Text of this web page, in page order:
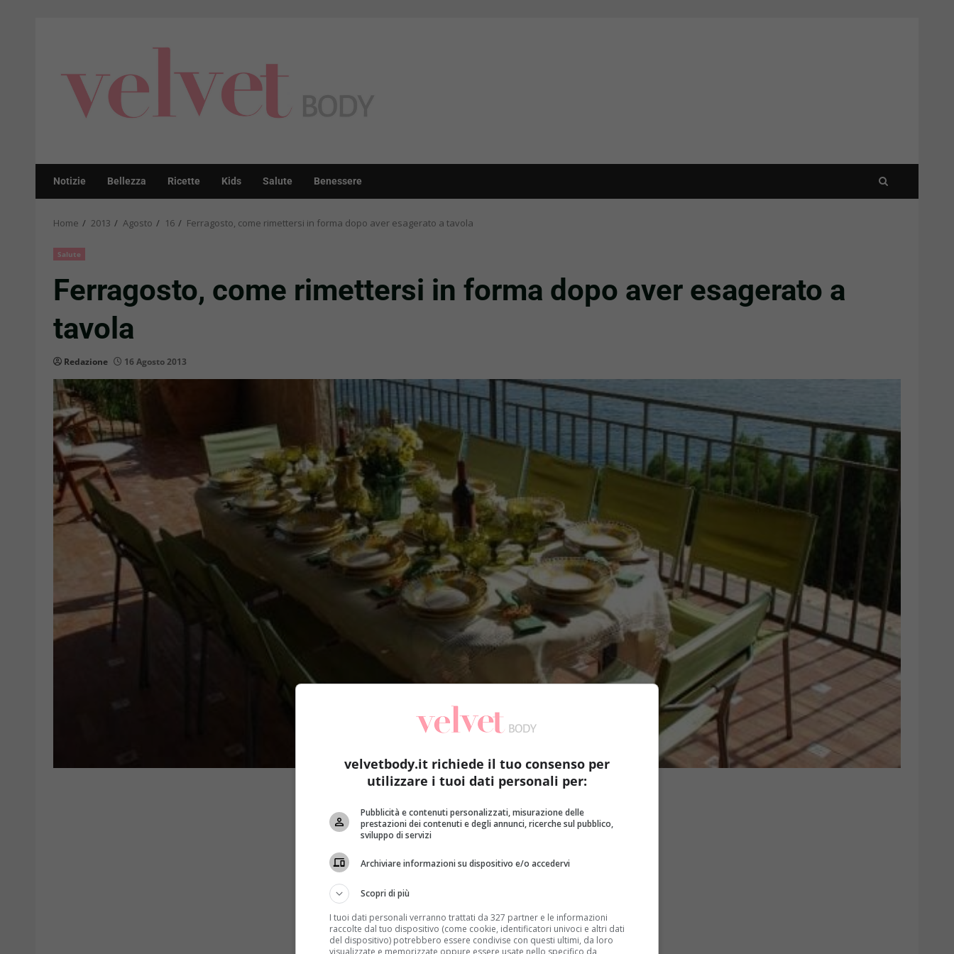
Notizie Bellezza Ricette Kids Salute Benessere
Home 2013 Agosto 16 Ferragosto, come rimettersi in forma dopo aver esagerato a tavola
Salute
Ferragosto, come rimettersi in forma dopo aver esagerato a
tavola
Redazione 16 Agosto 2013
velvetbody.it richiede il tuo consenso per
utilizzare i tuoi dati personali per:
Pubblicità e contenuti personalizzati, misurazione delle
prestazioni dei contenuti e degli annunci, ricerche sul pubblico,
sviluppo di servizi
Archiviare informazioni su dispositivo e/o accedervi
Scopri di più
I tuoi dati personali verranno trattati da 327 partner e le informazioni
raccolte dal tuo dispositivo (come cookie, identificatori univoci e altri dati
del dispositivo) potrebbero essere condivise con questi ultimi, da loro
visualizzate e memorizzate oppure essere usate nello specifico da